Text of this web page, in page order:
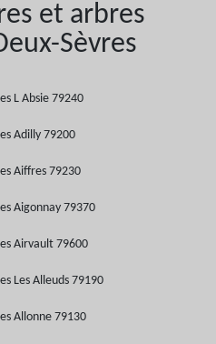
et arbres
Sèvres
L Absie 79240
Adilly 79200
Aiffres 79230
Aigonnay 79370
Airvault 79600
Les Alleuds 79190
Allonne 79130